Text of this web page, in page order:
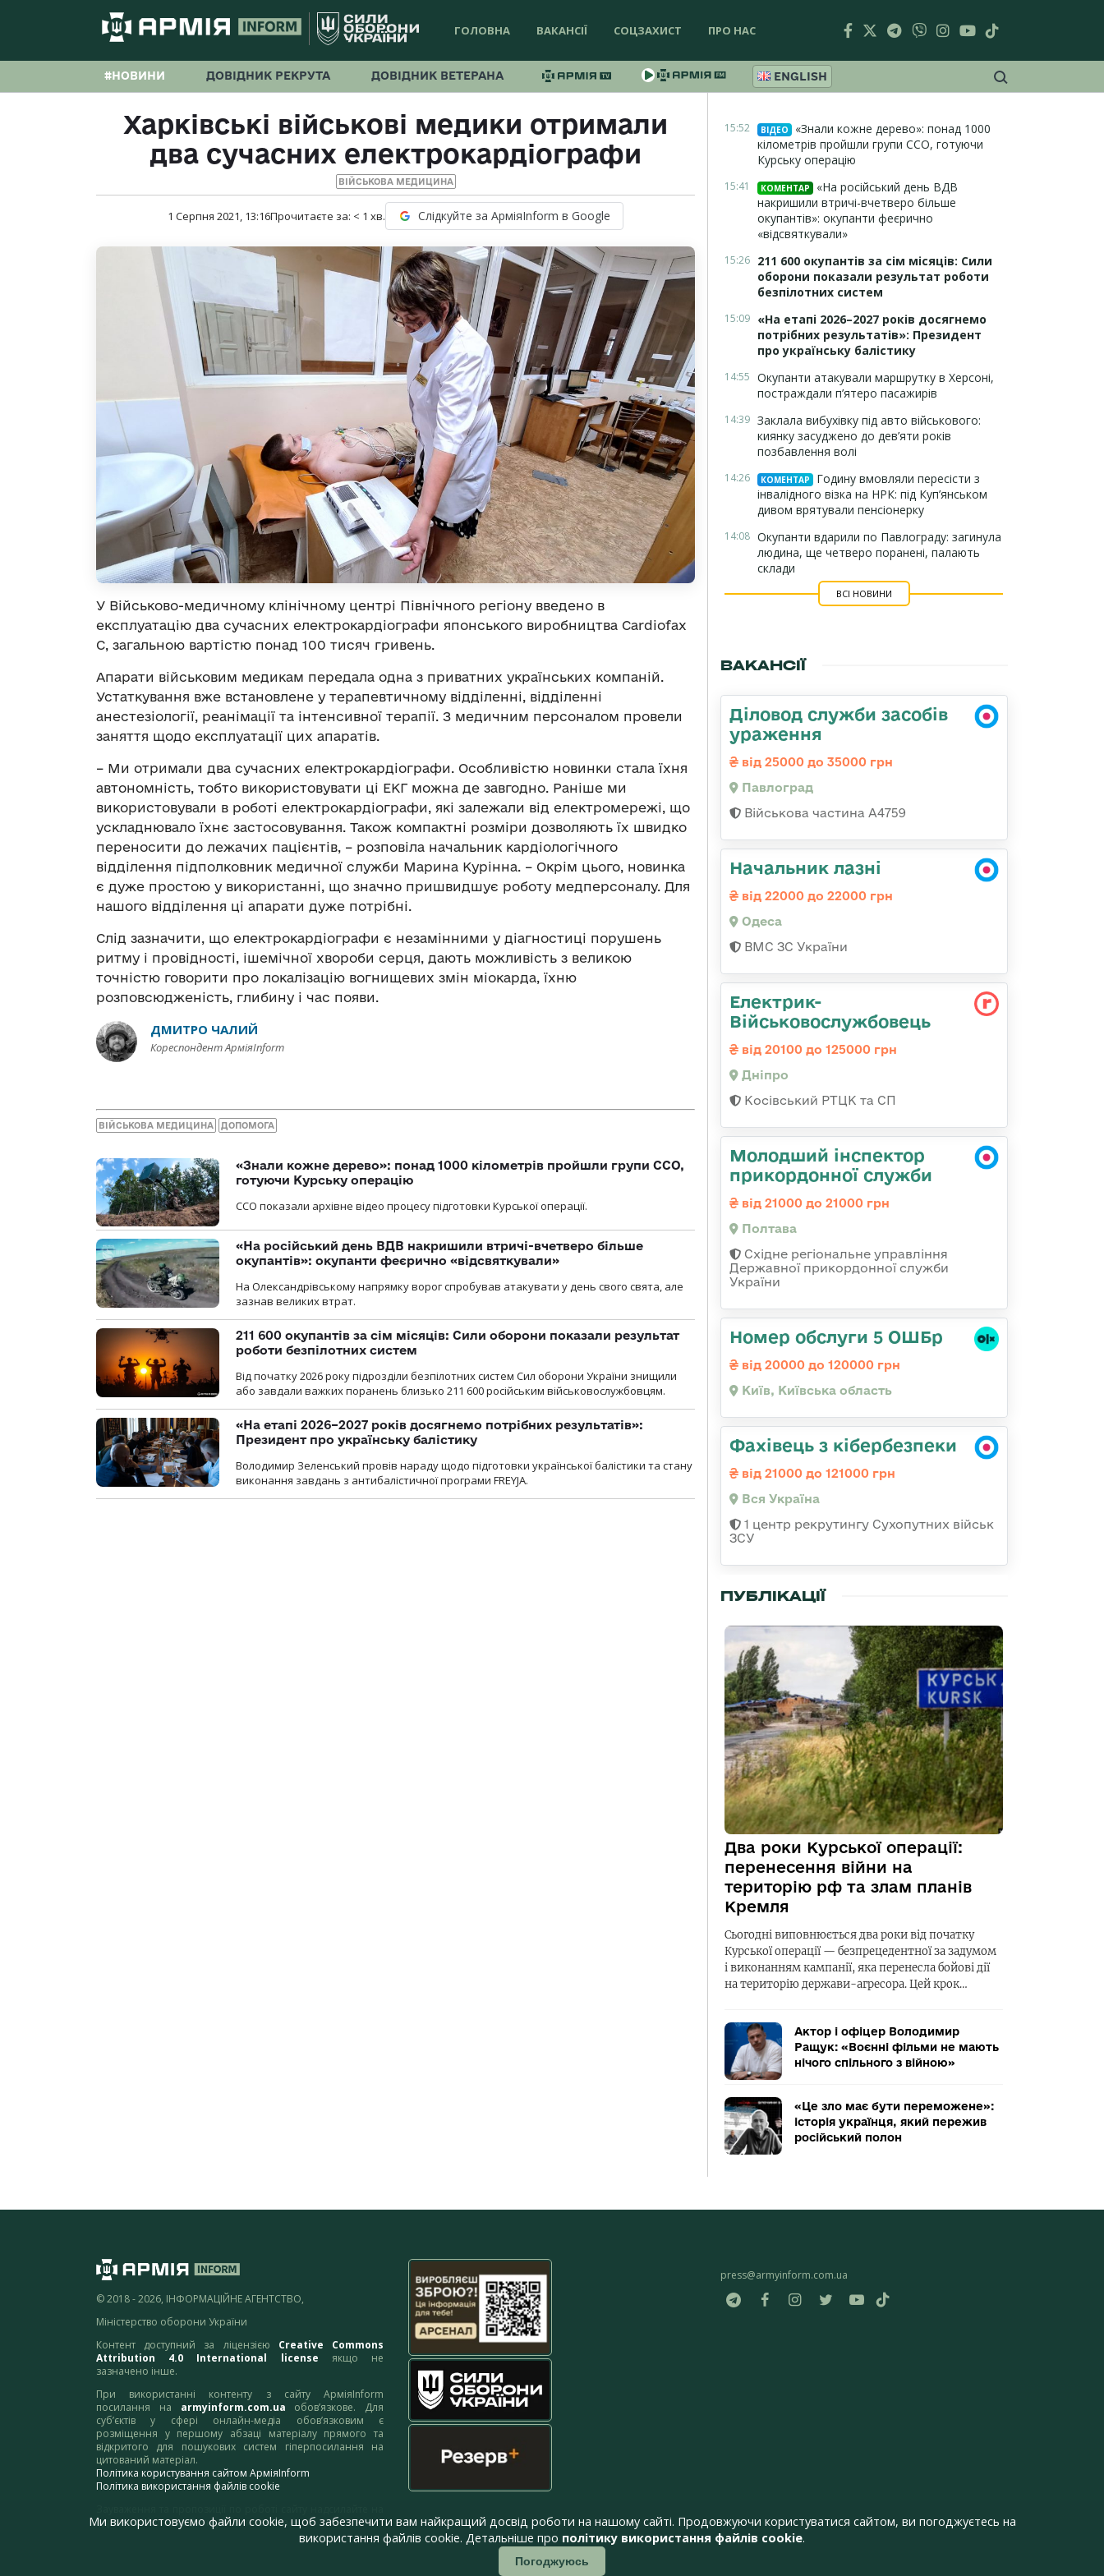
ГОЛОВНА ВАКАНСІЇ СОЦЗАХИСТ ПРО НАС
#НОВИНИ ДОВІДНИК РЕКРУТА ДОВІДНИК ВЕТЕРАНА ENGLISH
Харківські військові медики отримали
два сучасних електрокардіографи
ВІЙСЬКОВА МЕДИЦИНА
1 Серпня 2021, 13:16Прочитаєте за: < 1 хв. Слідкуйте за АрміяInform в Google
У Військово-медичному клінічному центрі Північного регіону введено в
експлуатацію два сучасних електрокардіографи японського виробництва Cardiofax
C, загальною вартістю понад 100 тисяч гривень.
Апарати військовим медикам передала одна з приватних українських компаній.
Устаткування вже встановлене у терапевтичному відділенні, відділенні
анестезіології, реанімації та інтенсивної терапії. З медичним персоналом провели
заняття щодо експлуатації цих апаратів.
– Ми отримали два сучасних електрокардіографи. Особливістю новинки стала їхня
автономність, тобто використовувати ці ЕКГ можна де завгодно. Раніше ми
використовували в роботі електрокардіографи, які залежали від електромережі, що
ускладнювало їхнє застосовування. Також компактні розміри дозволяють їх швидко
переносити до лежачих пацієнтів, – розповіла начальник кардіологічного
відділення підполковник медичної служби Марина Курінна. – Окрім цього, новинка
є дуже простою у використанні, що значно пришвидшує роботу медперсоналу. Для
нашого відділення ці апарати дуже потрібні.
Слід зазначити, що електрокардіографи є незамінними у діагностиці порушень
ритму і провідності, ішемічної хвороби серця, дають можливість з великою
точністю говорити про локалізацію вогнищевих змін міокарда, їхню
розповсюдженість, глибину і час появи.
ДМИТРО ЧАЛИЙ
Кореспондент АрміяInform
ВІЙСЬКОВА МЕДИЦИНА ДОПОМОГА
«Знали кожне дерево»: понад 1000 кілометрів пройшли групи ССО,
готуючи Курську операцію
ССО показали архівне відео процесу підготовки Курської операції.
«На російський день ВДВ накришили втричі-вчетверо більше
окупантів»: окупанти феєрично «відсвяткували»
На Олександрівському напрямку ворог спробував атакувати у день свого свята, але
зазнав великих втрат.
211 600 окупантів за сім місяців: Сили оборони показали результат
роботи безпілотних систем
Від початку 2026 року підрозділи безпілотних систем Сил оборони України знищили
або завдали важких поранень близько 211 600 російським військовослужбовцям.
«На етапі 2026–2027 років досягнемо потрібних результатів»:
Президент про українську балістику
Володимир Зеленський провів нараду щодо підготовки української балістики та стану
виконання завдань з антибалістичної програми FREYJA.
15:52 ВІДЕО
«Знали кожне дерево»: понад 1000
кілометрів пройшли групи ССО, готуючи
Курську операцію
15:41 КОМЕНТАР
«На російський день ВДВ
накришили втричі-вчетверо більше
окупантів»: окупанти феєрично
«відсвяткували»
15:26 211 600 окупантів за сім місяців: Сили
оборони показали результат роботи
безпілотних систем
15:09 «На етапі 2026–2027 років досягнемо
потрібних результатів»: Президент
про українську балістику
14:55 Окупанти атакували маршрутку в Херсоні,
постраждали п’ятеро пасажирів
14:39 Заклала вибухівку під авто військового:
киянку засуджено до дев’яти років
позбавлення волі
14:26 КОМЕНТАР
Годину вмовляли пересісти з
інвалідного візка на НРК: під Куп’янськом
дивом врятували пенсіонерку
14:08 Окупанти вдарили по Павлограду: загинула
людина, ще четверо поранені, палають
склади
ВСІ НОВИНИ
ВАКАНСІЇ
Діловод служби засобів
ураження
від 25000 до 35000 грн
Павлоград
Військова частина А4759
Начальник лазні
від 22000 до 22000 грн
Одеса
ВМС ЗС України
Електрик-
Військовослужбовець
від 20100 до 125000 грн
Дніпро
Косівський РТЦК та СП
Молодший інспектор
прикордонної служби
від 21000 до 21000 грн
Полтава
Східне регіональне управління
Державної прикордонної служби
України
Номер обслуги 5 ОШБр
від 20000 до 120000 грн
Київ, Київська область
Фахівець з кібербезпеки
від 21000 до 121000 грн
Вся Україна
1 центр рекрутингу Сухопутних військ
ЗСУ
ПУБЛІКАЦІЇ
Два роки Курської операції:
перенесення війни на
територію рф та злам планів
Кремля
Сьогодні виповнюється два роки від початку
Курської операції — безпрецедентної за задумом
і виконанням кампанії, яка перенесла бойові дії
на територію держави-агресора. Цей крок…
Актор і офіцер Володимир
Ращук: «Воєнні фільми не мають
нічого спільного з війною»
«Це зло має бути переможене»:
історія українця, який пережив
російський полон
© 2018 - 2026, ІНФОРМАЦІЙНЕ АГЕНТСТВО,
Міністерство оборони України
Контент доступний за ліцензією Creative Commons
Attribution 4.0 International license якщо не
зазначено інше.
При використанні контенту з сайту АрміяInform
посилання на armyinform.com.ua обов’язкове. Для
суб’єктів у сфері онлайн-медіа обов’язковим є
розміщення у першому абзаці матеріалу прямого та
відкритого для пошукових систем гіперпосилання на
цитований матеріал.
Політика користування сайтом АрміяInform
Політика використання файлів cookie
адресу:webmaster@armyinform.com.ua
press@armyinform.com.ua
Ми використовуємо файли cookie, щоб забезпечити вам найкращий досвід роботи на нашому сайті. Продовжуючи користуватися сайтом, ви погоджуєтесь на
використання файлів cookie. Детальніше про політику використання файлів cookie.
Погоджуюсь